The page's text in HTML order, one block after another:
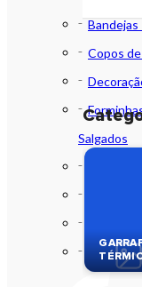
Bandejas
Copos
Salgados
Papel
Pratos
Pratos
Velas